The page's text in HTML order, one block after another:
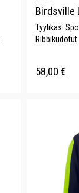
Birdsville
Tyylikäs.
Ribbikudotut
58,00 €